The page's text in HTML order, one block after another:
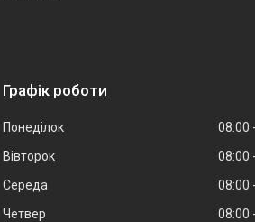
Графік роботи
Понеділок 08:00
Вівторок
08:00
Середа
08:00
Четвер
08:00